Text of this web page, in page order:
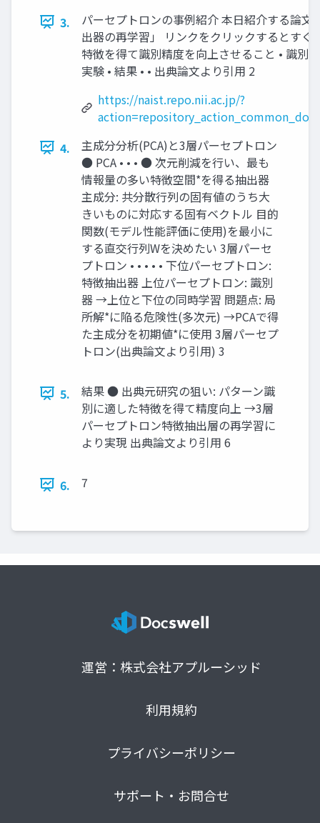
3.
パーセプトロンの事例紹介 本⽇紹介する論
出器の再学習」 リンクをクリックするとす
特徴を得て識別精度を向上させること • 識別
実験 • 結果 • • 出典論文より引用 2
https://naist.repo.nii.ac.jp/?
4.
主成分分析(PCA)と3層パーセプトロン
● PCA • • • ● 次元削減を⾏い、最も
情報量の多い特徴空間*を得る抽出器
主成分: 共分散⾏列の固有値のうち⼤
きいものに対応する固有ベクトル ⽬的
関数(モデル性能評価に使⽤)を最⼩に
する直交⾏列Wを決めたい 3層パーセ
プトロン • • • • • 下位パーセプトロン:
特徴抽出器 上位パーセプトロン: 識別
器 →上位と下位の同時学習 問題点: 局
所解*に陥る危険性(多次元) →PCAで得
た主成分を初期値*に使⽤ 3層パーセプ
トロン(出典論文より引用) 3
5.
結果 ● 出典元研究の狙い: パターン識
別に適した特徴を得て精度向上 →3層
パーセプトロン特徴抽出層の再学習に
より実現 出典論文より引用 6
6. 7
運営：株式会社アプルーシッド
利用規約
プライバシーポリシー
サポート・お問合せ